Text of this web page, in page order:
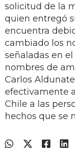
solicitud de la
quien entregó
encuentra
cambiado los
señaladas en
nombres de
Carlos
efectivamente
Chile a las
hechos que se